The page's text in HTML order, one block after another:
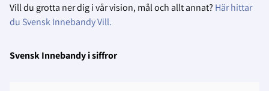
Vill du grotta ner dig i vår vision, mål och allt annat? Här hittar
du Svensk Innebandy Vill.
Svensk Innebandy i siffror